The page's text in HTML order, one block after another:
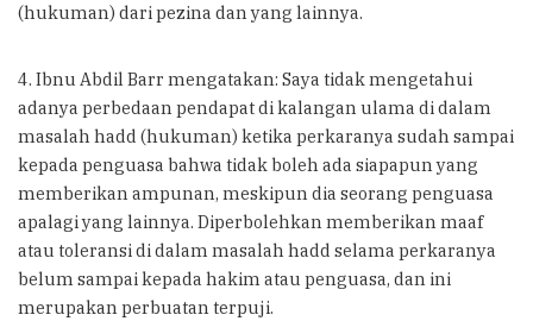
(hukuman) dari pezina dan yang lainnya.
4. Ibnu Abdil Barr mengatakan: Saya tidak mengetahui
adanya perbedaan pendapat di kalangan ulama di dalam
masalah hadd (hukuman) ketika perkaranya sudah sampai
kepada penguasa bahwa tidak boleh ada siapapun yang
memberikan ampunan, meskipun dia seorang penguasa
apalagi yang lainnya. Diperbolehkan memberikan maaf
atau toleransi di dalam masalah hadd selama perkaranya
belum sampai kepada hakim atau penguasa, dan ini
merupakan perbuatan terpuji.